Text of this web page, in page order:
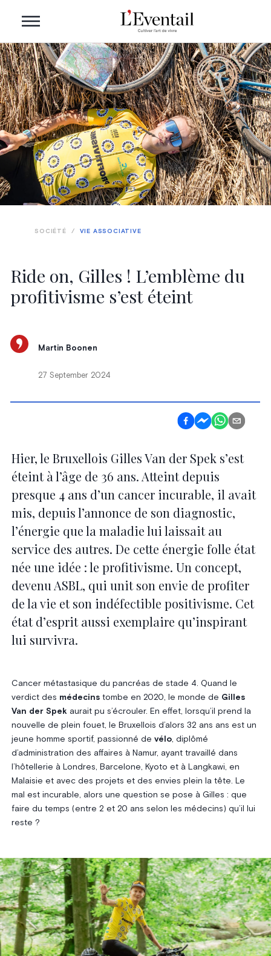
Ride on, Gilles ! L’emblème du
profitivisme s’est éteint
SOCIÉTÉ / VIE ASSOCIATIVE
Martin Boonen
27 September 2024
Hier, le Bruxellois Gilles Van der Spek s’est
éteint à l’âge de 36 ans. Atteint depuis
presque 4 ans d’un cancer incurable, il avait
mis, depuis l’annonce de son diagnostic,
l’énergie que la maladie lui laissait au
service des autres. De cette énergie folle état
née une idée : le profitivisme. Un concept,
devenu ASBL, qui unit son envie de profiter
de la vie et son indéfectible positivisme. Cet
état d’esprit aussi exemplaire qu’inspirant
lui survivra.
Cancer métastasique du pancréas de stade 4. Quand le
verdict des médecinstombe en 2020, le monde de Gilles
Van der Spekaurait pu s’écrouler. En effet, lorsqu’il prend la
nouvelle de plein fouet, le Bruxellois d’alors 32 ans ans est un
jeune homme sportif, passionné de vélo, diplômé
d’administration des affaires à Namur, ayant travaillé dans
l’hôtellerie à Londres, Barcelone, Kyoto et à Langkawi, en
Malaisie et avec des projets et des envies plein la tête. Le
mal est incurable, alors une question se pose à Gilles : que
faire du temps (entre 2 et 20 ans selon les médecins) qu’il lui
reste ?